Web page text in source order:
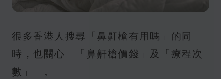
很多香港人搜尋「鼻鼾槍有用嗎」的同
時，也關心 「鼻鼾槍價錢」及「療程次
數」 。